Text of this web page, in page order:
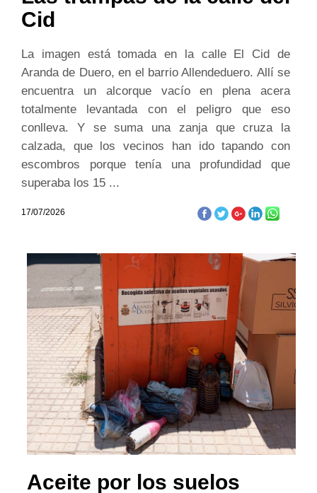
Cid
La imagen está tomada en la calle El Cid de
Aranda de Duero, en el barrio Allendeduero. Allí se
encuentra un alcorque vacío en plena acera
totalmente levantada con el peligro que eso
conlleva. Y se suma una zanja que cruza la
calzada, que los vecinos han ido tapando con
escombros porque tenía una profundidad que
superaba los 15 ...
17/07/2026
Aceite por los suelos